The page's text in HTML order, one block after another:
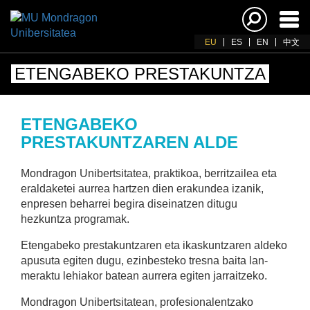
EU ES EN 中文
ETENGABEKO PRESTAKUNTZA
ETENGABEKO
PRESTAKUNTZAREN ALDE
Mondragon Unibertsitatea, praktikoa, berritzailea eta
eraldaketei aurrea hartzen dien erakundea izanik,
enpresen beharrei begira diseinatzen ditugu
hezkuntza programak.
Etengabeko prestakuntzaren eta ikaskuntzaren aldeko
apusuta egiten dugu, ezinbesteko tresna baita lan-
meraktu lehiakor batean aurrera egiten jarraitzeko.
Mondragon Unibertsitatean, profesionalentzako